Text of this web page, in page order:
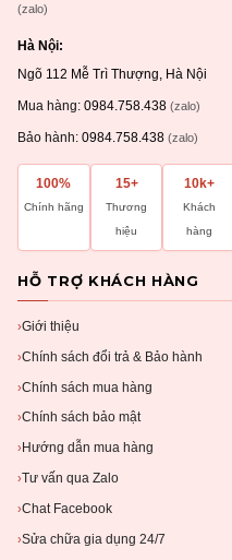
(zalo)
Hà Nội:
Ngõ 112 Mễ Trì Thượng, Hà Nội
Mua hàng: 0984.758.438 (zalo)
Bảo hành: 0984.758.438 (zalo)
100%
Chính hãng
15+
Thương
hiệu
10k+
Khách
hàng
HỖ TRỢ KHÁCH HÀNG
›Giới thiệu
›Chính sách đổi trả & Bảo hành
›Chính sách mua hàng
›Chính sách bảo mật
› Hướng dẫn mua hàng
›Tư vấn qua Zalo
›Chat Facebook
›Sửa chữa gia dụng 24/7